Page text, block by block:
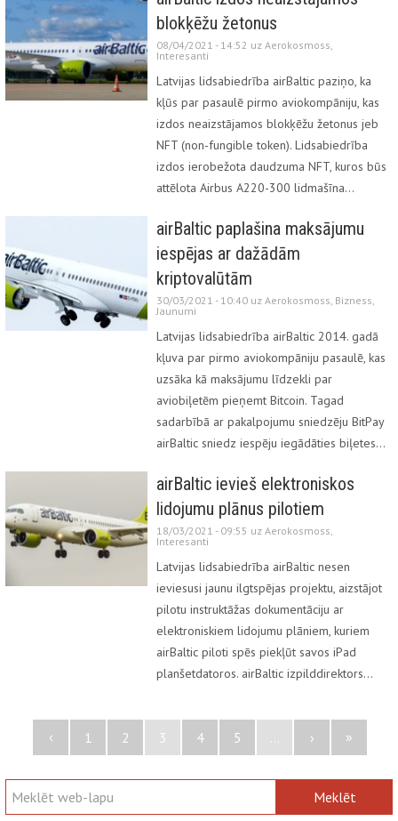
blokķēžu žetonus
08/04/2021 - 14:52 uz Aerokosmoss,
Interesanti
Latvijas lidsabiedrība airBaltic paziņo, ka
kļūs par pasaulē pirmo aviokompāniju, kas
izdos neaizstājamos blokķēžu žetonus jeb
NFT (non-fungible token). Lidsabiedrība
izdos ierobežota daudzuma NFT, kuros būs
attēlota Airbus A220-300 lidmašīna…
airBaltic paplašina maksājumu
iespējas ar dažādām
kriptovalūtām
30/03/2021 - 10:40 uz Aerokosmoss, Bizness,
Jaunumi
Latvijas lidsabiedrība airBaltic 2014. gadā
kļuva par pirmo aviokompāniju pasaulē, kas
uzsāka kā maksājumu līdzekli par
aviobiļetēm pieņemt Bitcoin. Tagad
sadarbībā ar pakalpojumu sniedzēju BitPay
airBaltic sniedz iespēju iegādāties biļetes…
airBaltic ievieš elektroniskos
lidojumu plānus pilotiem
18/03/2021 - 09:55 uz Aerokosmoss,
Interesanti
Latvijas lidsabiedrība airBaltic nesen
ieviesusi jaunu ilgtspējas projektu, aizstājot
pilotu instruktāžas dokumentāciju ar
elektroniskiem lidojumu plāniem, kuriem
airBaltic piloti spēs piekļūt savos iPad
planšetdatoros. airBaltic izpilddirektors…
‹ 1 2 3 4 5 ... › »